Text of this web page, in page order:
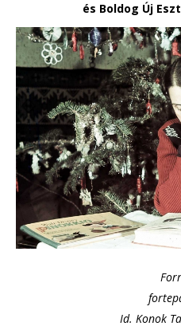
és Boldog Új
Id. Konok